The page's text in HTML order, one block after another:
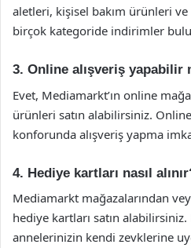
aletleri, kişisel bakım ürünleri
birçok kategoride indirimler
3. Online alışveriş yapabilir
Evet, Mediamarkt’ın online
ürünleri satın alabilirsiniz.
konforunda alışveriş yapma
4. Hediye kartları nasıl
Mediamarkt mağazalarından
hediye kartları satın alabilirsiniz.
annelerinizin kendi zevklerine